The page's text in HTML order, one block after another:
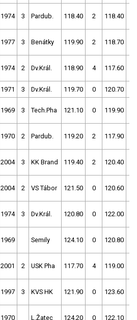
1974 3 Pardub. 118.40 2 118.40
1977 3 Benátky 119.90 2 118.70
1974 2 Dv.Král. 118.90 4 117.60
1971 3 Dv.Král. 119.70 0 120.70
1969 3 Tech.Pha 121.10 0 119.90
1970 2 Pardub. 119.20 2 117.90
2004 3 KK Brand 119.40 2 120.40
2004 2 VS Tábor 121.50 0 120.60
1974 3 Dv.Král. 120.80 0 122.00
1969 Semily 124.10 0 120.80
2001 2 USK Pha 117.70 4 119.00
1997 3 KVS HK 121.90 0 123.60
1970 L.Žatec 124.20 0 122.10